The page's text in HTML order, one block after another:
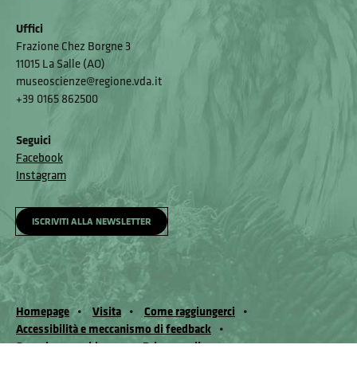
Uffici
Frazione Chez Borgne 3
11015 La Salle (AO)
museoscienze@regione.vda.it
+39 0165 862500
Seguici
Facebook
Instagram
ISCRIVITI ALLA NEWSLETTER
Homepage Visita
Come raggiungerci
Accessibilità e meccanismo di feedback
Segnala un problema
Privacy policy